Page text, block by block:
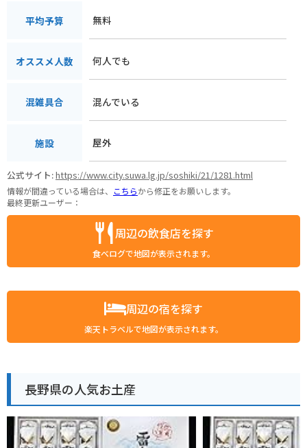
平均予算 無料
オススメ人数 何人でも
混雑具合 混んでいる
施設 屋外
公式サイト:https://www.city.suwa.lg.jp/soshiki/21/1281.html
情報が間違っている場合は、 こちらから修正をお願いします。
最終更新ユーザー：
周辺の飲食店を探す
食べログで地図が表示されます。
周辺の宿を探す
楽天トラベルで地図が表示されます。
長野県の人気お土産